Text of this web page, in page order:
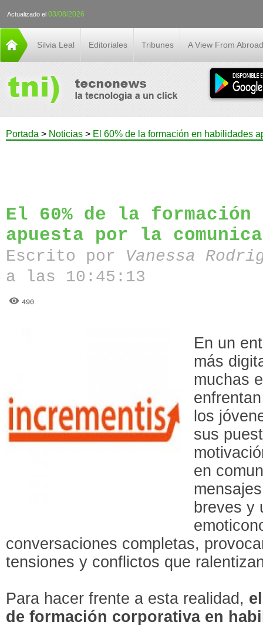
Actualizado el 03/08/2026
Silvia Leal Editoriales Tribunes A View From Abroad
Portada > Noticias > El 60% de la formación en habilidades
El 60% de la
apuesta por la
Escrito por Vanessa
a las 10:45:13
490
En un
más
muchas
los
sus
en
breves y
conversaciones completas,
tensiones y conflictos que
Para hacer frente a esta realidad,
de formación corporativa en